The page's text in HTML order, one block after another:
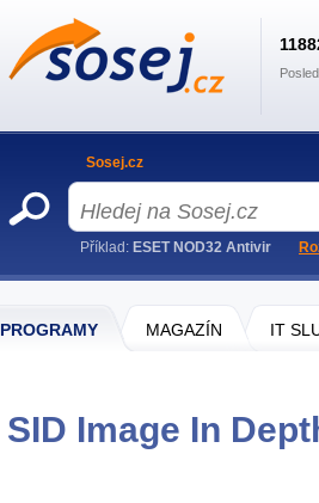
PROGRAMY MAGAZÍN IT
SID Image In
Sosej.cz
Příklad: ESET NOD32 Antivir